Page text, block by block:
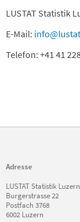
LUSTAT Statistik
E-Mail:
Telefon: +41 41
Adresse
LUSTAT Statistik Luzern
Burgerstrasse 22
Postfach 3768
6002 Luzern